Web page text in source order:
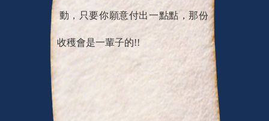
動，只要你願意付出一點點，那份
收穫會是一輩子的!!